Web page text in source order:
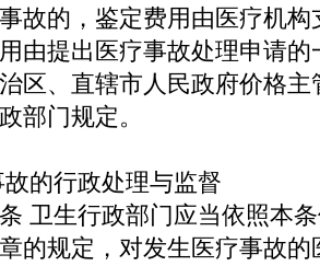
故的，鉴定费用由医疗机
由提出医疗事故处理申请
区、直辖市人民政府价格
部门规定。
的行政处理与监督
生行政部门应当依照本条
的规定，对发生医疗事故